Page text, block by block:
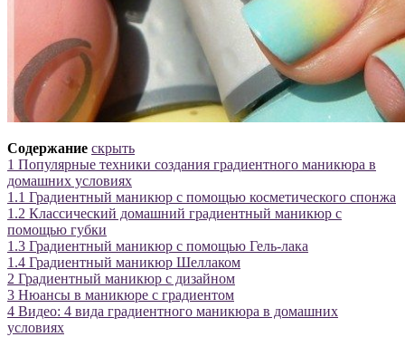
Содержание скрыть
1 Популярные техники создания градиентного маникюра в
домашних условиях
1.1 Градиентный маникюр с помощью косметического спонжа
1.2 Классический домашний градиентный маникюр с
помощью губки
1.3 Градиентный маникюр с помощью Гель-лака
1.4 Градиентный маникюр Шеллаком
2 Градиентный маникюр с дизайном
3 Нюансы в маникюре с градиентом
4 Видео: 4 вида градиентного маникюра в домашних
условиях